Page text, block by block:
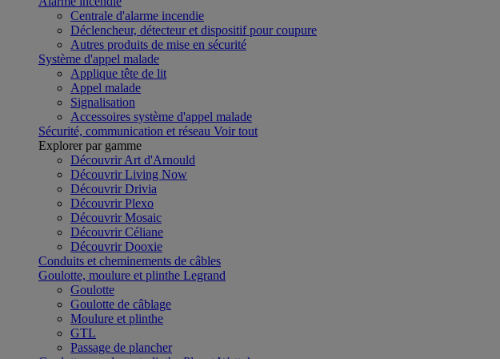
Centrale d'alarme incendie
Déclencheur, détecteur et dispositif pour coupure
Autres produits de mise en sécurité
Système d'appel malade
Applique tête de lit
Appel malade
Signalisation
Accessoires système d'appel malade
Sécurité, communication et réseau Voir tout
Explorer par gamme
Découvrir Art d'Arnould
Découvrir Living Now
Découvrir Drivia
Découvrir Plexo
Découvrir Mosaic
Découvrir Céliane
Découvrir Dooxie
Conduits et cheminements de câbles
Goulotte, moulure et plinthe Legrand
Goulotte
Goulotte de câblage
Moulure et plinthe
GTL
Passage de plancher